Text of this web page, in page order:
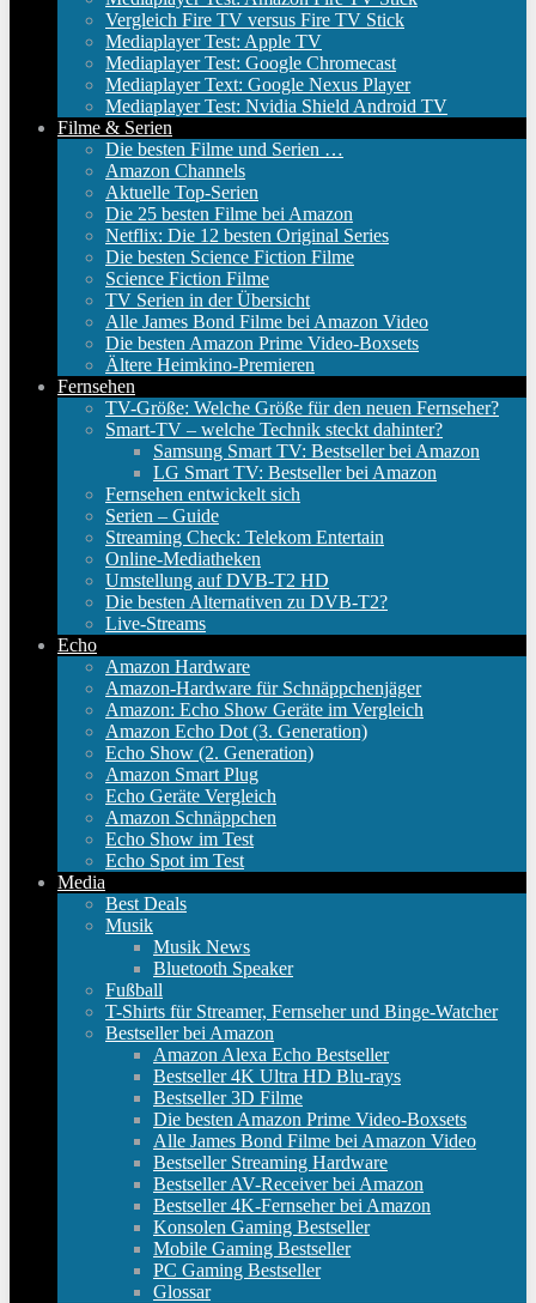
Vergleich Fire TV versus Fire TV Stick
Mediaplayer Test: Apple TV
Mediaplayer Test: Google Chromecast
Mediaplayer Text: Google Nexus Player
Mediaplayer Test: Nvidia Shield Android TV
Filme & Serien
Die besten Filme und Serien …
Amazon Channels
Aktuelle Top-Serien
Die 25 besten Filme bei Amazon
Netflix: Die 12 besten Original Series
Die besten Science Fiction Filme
Science Fiction Filme
TV Serien in der Übersicht
Alle James Bond Filme bei Amazon Video
Die besten Amazon Prime Video-Boxsets
Ältere Heimkino-Premieren
Fernsehen
TV-Größe: Welche Größe für den neuen Fernseher?
Smart-TV – welche Technik steckt dahinter?
Samsung Smart TV: Bestseller bei Amazon
LG Smart TV: Bestseller bei Amazon
Fernsehen entwickelt sich
Serien – Guide
Streaming Check: Telekom Entertain
Online-Mediatheken
Umstellung auf DVB-T2 HD
Die besten Alternativen zu DVB-T2?
Live-Streams
Echo
Amazon Hardware
Amazon-Hardware für Schnäppchenjäger
Amazon: Echo Show Geräte im Vergleich
Amazon Echo Dot (3. Generation)
Echo Show (2. Generation)
Amazon Smart Plug
Echo Geräte Vergleich
Amazon Schnäppchen
Echo Show im Test
Echo Spot im Test
Media
Best Deals
Musik
Musik News
Bluetooth Speaker
Fußball
T-Shirts für Streamer, Fernseher und Binge-Watcher
Bestseller bei Amazon
Amazon Alexa Echo Bestseller
Bestseller 4K Ultra HD Blu-rays
Bestseller 3D Filme
Die besten Amazon Prime Video-Boxsets
Alle James Bond Filme bei Amazon Video
Bestseller Streaming Hardware
Bestseller AV-Receiver bei Amazon
Bestseller 4K-Fernseher bei Amazon
Konsolen Gaming Bestseller
Mobile Gaming Bestseller
PC Gaming Bestseller
Glossar